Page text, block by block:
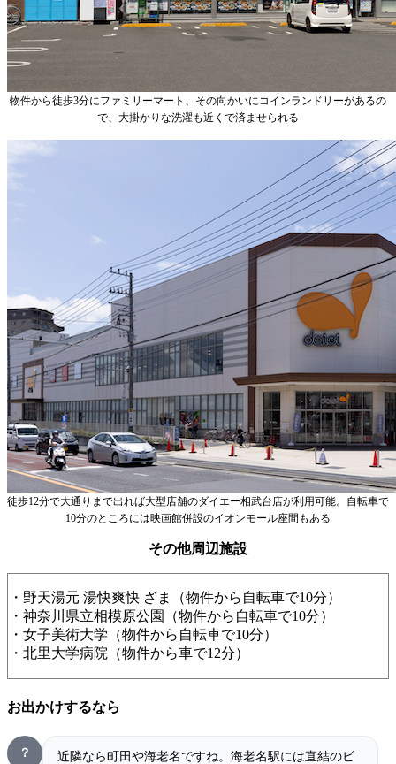
物件から徒歩3分にファミリーマート、その向かいにコインランドリーがあるの
で、大掛かりな洗濯も近くで済ませられる
徒歩12分で大通りまで出れば大型店舗のダイエー相武台店が利用可能。自転車で
10分のところには映画館併設のイオンモール座間もある
その他周辺施設
・野天湯元 湯快爽快 ざま（物件から自転車で10分）
・神奈川県立相模原公園（物件から自転車で10分）
・女子美術大学（物件から自転車で10分）
・北里大学病院（物件から車で12分）
お出かけするなら
？
近隣なら町田や海老名ですね。海老名駅には直結のビ